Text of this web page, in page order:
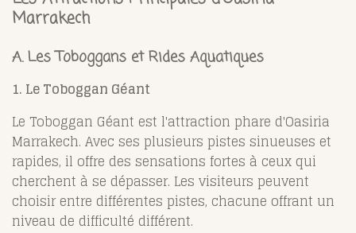
Marrakech
A. Les Toboggans et Rides Aquatiques
1. Le Toboggan Géant
Le Toboggan Géant est l'attraction phare d'Oasiria
Marrakech. Avec ses plusieurs pistes sinueuses et
rapides, il offre des sensations fortes à ceux qui
cherchent à se dépasser. Les visiteurs peuvent
choisir entre différentes pistes, chacune offrant un
niveau de difficulté différent.